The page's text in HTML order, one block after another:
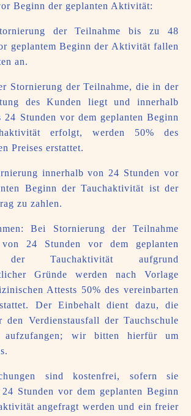
Beginn der geplanten Aktivität:
der Teilnahme bis zu 48
geplantem Beginn der Aktivität fallen
an.
Stornierung der Teilnahme, die in der
des Kunden liegt und innerhalb
24 Stunden vor dem geplanten Beginn
erfolgt, werden 50% des
Preises erstattet.
innerhalb von 24 Stunden vor
Beginn der Tauchaktivität ist der
zu zahlen.
Bei Stornierung der Teilnahme
von 24 Stunden vor dem geplanten
Tauchaktivität aufgrund
Gründe werden nach Vorlage
Attests 50% des vereinbarten
Der Einbehalt dient dazu, die
den Verdienstausfall der Tauchschule
wir bitten hierfür um
sind kostenfrei, sofern sie
24 Stunden vor dem geplanten Beginn
angefragt werden und ein freier